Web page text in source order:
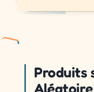
Produits
Aléatoire